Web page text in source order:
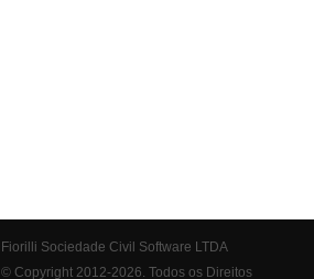
Fiorilli Sociedade Civil Software LTDA
© Copyright 2012-2026. Todos os Direitos